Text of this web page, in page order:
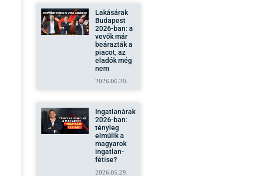
Lakásárak
Budapest
2026-ban: a
vevők már
beárazták a
piacot, az
eladók még
nem
2026.06.20.
Ingatlanárak
2026-ban:
tényleg
elmúlik a
magyarok
ingatlan-
fétise?
2026.05.29.